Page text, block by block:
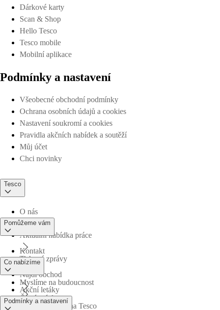
Dárkové karty
Scan & Shop
Hello Tesco
Tesco mobile
Mobilní aplikace
Podmínky a nastavení
Všeobecné obchodní podmínky
Ochrana osobních údajů a cookies
Nastavení soukromí a cookies
Pravidla akčních nabídek a soutěží
Můj účet
Chci novinky
Tesco
O nás
Aktuální nabídka práce
Tiskové zprávy
Myslíme na budoucnost
Obchodní skupina Tesco
Pomůžeme vám
Kontakt
Najdi obchod
Časté otázky
Co nabízíme
Akční letáky
Podmínky a nastavení